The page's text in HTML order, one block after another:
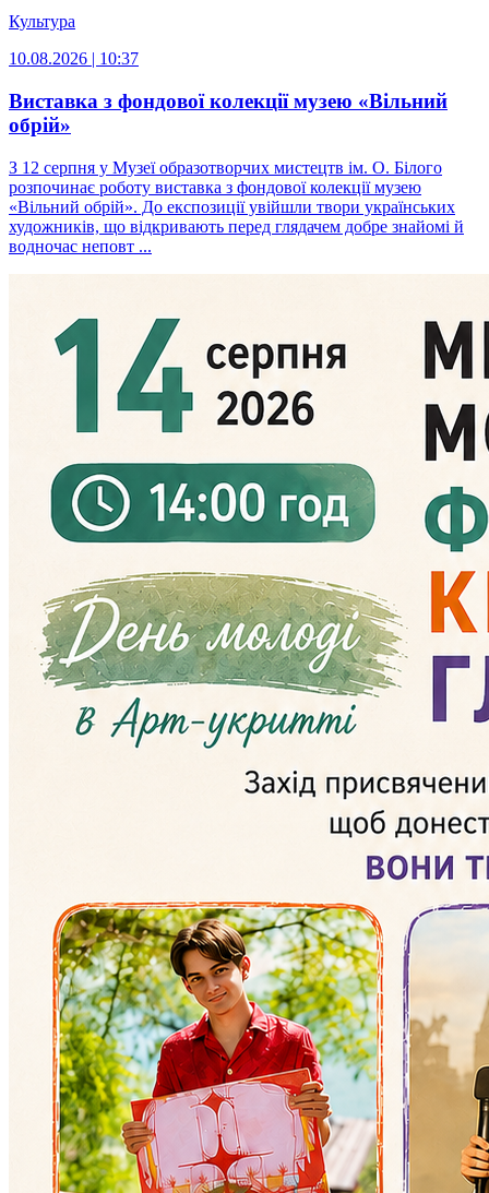
Культура
10.08.2026 | 10:37
Виставка з фондової колекції музею «Вільний
обрій»
З 12 серпня у Музеї образотворчих мистецтв ім. О. Білого
розпочинає роботу виставка з фондової колекції музею
«Вільний обрій». До експозиції увійшли твори українських
художників, що відкривають перед глядачем добре знайомі й
водночас неповт ...